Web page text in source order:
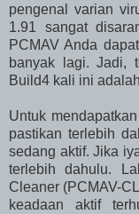
pengenal varian
1.91 sangat
PCMAV Anda
banyak lagi. Jadi,
Build4 kali ini
Untuk
pastikan terlebih
sedang aktif. Jika
terlebih dahulu.
Cleaner (PCMAV-
keadaan aktif